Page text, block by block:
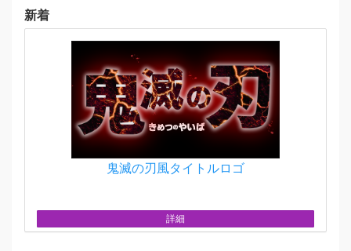
新着
鬼滅の刃風タイトルロゴ
詳細